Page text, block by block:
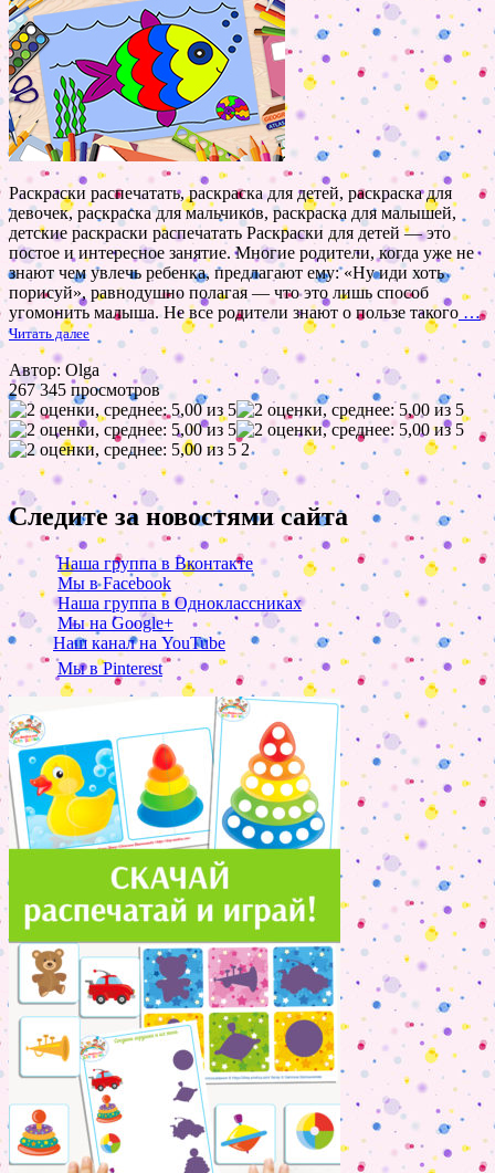
Раскраски распечатать, раскраска для детей, раскраска для
девочек, раскраска для мальчиков, раскраска для малышей,
детские раскраски распечатать Раскраски для детей — это
постое и интересное занятие. Многие родители, когда уже не
знают чем увлечь ребенка, предлагают ему: «Ну иди хоть
порисуй», равнодушно полагая — что это лишь способ
угомонить малыша. Не все родители знают о пользе такого …
Читать далее
Автор: Olga
267 345 просмотров
2
Следите за новостями сайта
Наша группа в Вконтакте
Мы в Facebook
Наша группа в Одноклассниках
Мы на Google+
Наш канал на YouTube
Мы в Pinterest